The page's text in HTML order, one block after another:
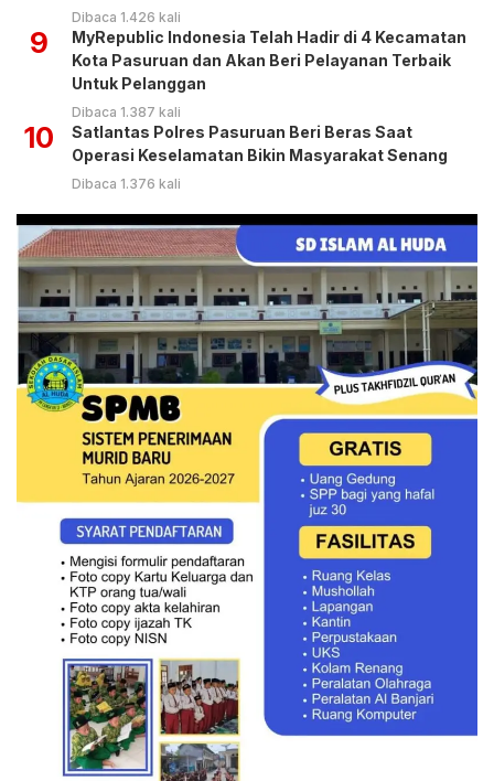
Dibaca 1.426 kali
9
MyRepublic Indonesia Telah Hadir di 4 Kecamatan
Kota Pasuruan dan Akan Beri Pelayanan Terbaik
Untuk Pelanggan
Dibaca 1.387 kali
10
Satlantas Polres Pasuruan Beri Beras Saat
Operasi Keselamatan Bikin Masyarakat Senang
Dibaca 1.376 kali